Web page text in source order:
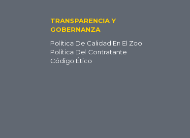
TRANSPARENCIA Y
GOBERNANZA
Política De Calidad En El Zoo
Política Del Contratante
Código Ético